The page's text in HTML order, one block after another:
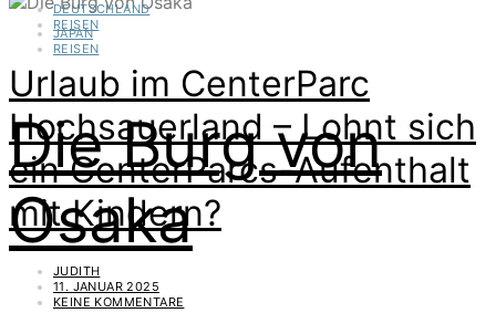
JAPAN
REISEN
Die Burg von
Osaka
DEUTSCHLAND
REISEN
Urlaub im CenterParc
Hochsauerland – Lohnt sich
ein CenterParcs-Aufenthalt
mit Kindern?
JUDITH
11. JANUAR 2025
KEINE KOMMENTARE